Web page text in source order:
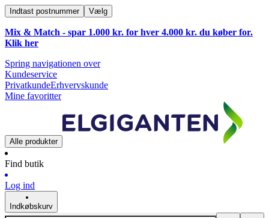
Indtast postnummer Vælg
Mix & Match - spar 1.000 kr. for hver 4.000 kr. du køber for.
Klik her
Spring navigationen over
Kundeservice
PrivatkundeErhvervskunde
Mine favoritter
Alle produkter
Find butik
Log ind
Indkøbskurv